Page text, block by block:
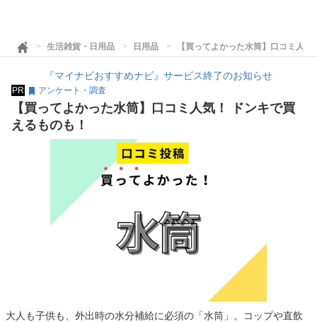
生活雑貨・日用品 日用品 【買ってよかった水筒】口コミ人
『マイナビおすすめナビ』サービス終了のお知らせ
PR アンケート・調査
【買ってよかった水筒】口コミ人気！ ドンキで買
えるものも！
大人も子供も、外出時の水分補給に必須の「水筒」。コップや直飲